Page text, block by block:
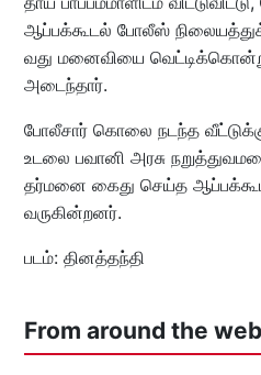
ஆப்பக்கூடல் போலீஸ்
வது மனைவியை
அடைந்தார்.
போலீசார் கொலை நடந்த
உடலை பவானி அரசு
தர்மனை கைது செய்த
வருகின்றனர்.
படம்: தினத்தந்தி
From around the web